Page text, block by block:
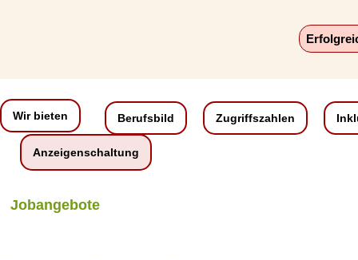
Wir bieten Berufsbild Zugriffszahlen
Anzeigenschaltung
Jobangebote